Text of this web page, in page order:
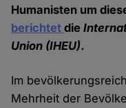
Humanisten um
berichtetdie
Union (IHEU).
Im
Mehrheit der